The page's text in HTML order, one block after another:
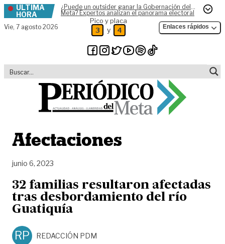
Skip to content
ÚLTIMA
HORA
¿Puede un outsider ganar la Gobernación del
Meta? Expertos analizan el panorama electoral
Vie, 7 agosto 2026
Pico y placa
3 y 4 Enlaces rápidos
Afectaciones
junio 6, 2023
32 familias resultaron afectadas
tras desbordamiento del río
Guatiquía
RP REDACCIÓN PDM